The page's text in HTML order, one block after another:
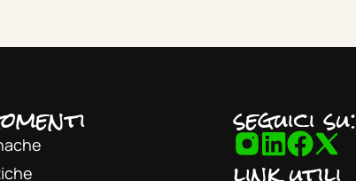
seguici su: